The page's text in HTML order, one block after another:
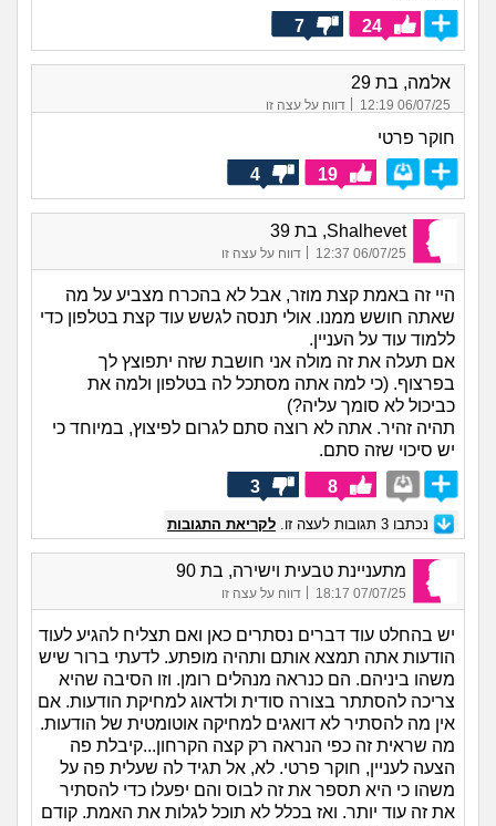
24
7
אלמה, בת 29
06/07/25 12:19
| דווח על עצה זו
חוקר פרטי
19
4
Shalhevet, בת 39
06/07/25 12:37
| דווח על עצה זו
היי זה באמת קצת מוזר, אבל לא בהכרח מצביע על מה
שאתה חושש ממנו. אולי תנסה לגשש עוד קצת בטלפון כדי
ללמוד עוד על העניין.
אם תעלה את זה מולה אני חושבת שזה יתפוצץ לך
בפרצוף. (כי למה אתה מסתכל לה בטלפון ולמה את
כביכול לא סומך עליה?)
תהיה זהיר. אתה לא רוצה סתם לגרום לפיצוץ, במיוחד כי
יש סיכוי שזה סתם.
8
3
נכתבו 3 תגובות לעצה זו. לקריאת התגובות
מתעניינת טבעית וישירה, בת 90
07/07/25 18:17 דווח על עצה זו
יש בהחלט עוד דברים נסתרים כאן ואם תצליח להגיע לעוד
הודעות אתה תמצא אותם ותהיה מופתע. לדעתי ברור שיש
משהו ביניהם. הם כנראה מנהלים רומן. וזו הסיבה שהיא
צריכה להסתתר בצורה סודית ולדאוג למחיקת הודעות. אם
אין מה להסתיר לא דואגים למחיקה אוטומטית של הודעות.
מה שראית זה כפי הנראה רק קצה הקרחון...קיבלת פה
הצעה לעניין, חוקר פרטי. לא, אל תגיד לה שעלית פה על
משהו כי היא תספר את זה לבוס והם יפעלו כדי להסתיר
את זה עוד יותר. ואז בכלל לא תוכל לגלות את האמת. קודם